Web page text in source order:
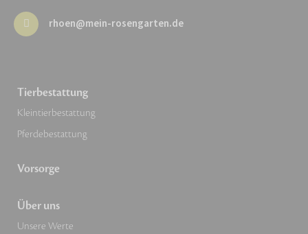
rhoen@mein-rosengarten.de
Tierbestattung
Kleintierbestattung
Pferdebestattung
Vorsorge
Über uns
Unsere Werte